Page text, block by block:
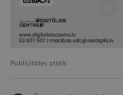
Publicitātes attēls